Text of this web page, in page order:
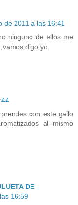
de 2011 a las 16:41
ninguno de ellos me
digo yo.
con este gallo
al mismo
DE
16:59